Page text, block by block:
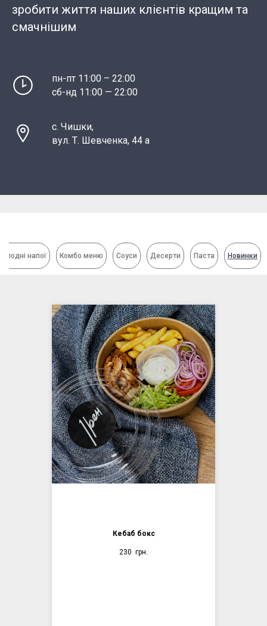
зробити життя наших клієнтів кращим та
смачнішим
пн-пт 11:00 – 22:00
сб-нд 11:00 — 22:00
с. Чишки,
вул. Т. Шевченка, 44 а
напої Комбо меню Соуси Десерти Паста Новинки
Кебаб бокс
230 грн.